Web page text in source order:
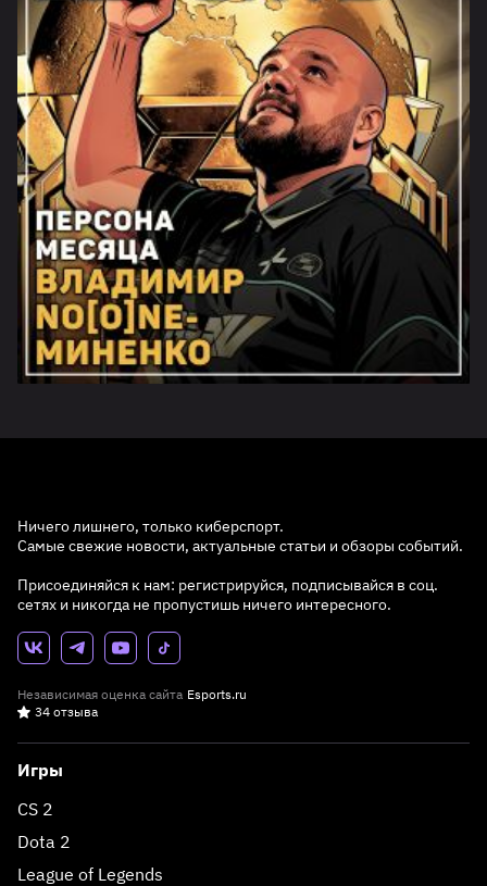
Ничего лишнего, только киберспорт.
Самые свежие новости, актуальные статьи и обзоры событий.
Присоединяйся к нам: регистрируйся, подписывайся в соц.
сетях и никогда не пропустишь ничего интересного.
Независимая оценка сайта Esports.ru
34 отзыва
Игры
CS 2
Dota 2
League of Legends